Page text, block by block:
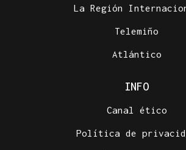
La Región
Telemiño
Atlántico
INFO
Canal ético
Política de